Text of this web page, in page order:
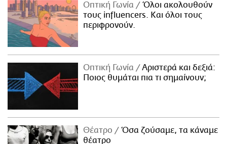
Οπτική Γωνία
Όλοι ακολουθούν
τους influencers. Και όλοι τους
περιφρονούν.
Οπτική Γωνία
Αριστερά και δεξιά:
Ποιος θυμάται πια τι σημαίνουν;
Θέατρο
Όσα ζούσαμε, τα κάναμε
θέατρο